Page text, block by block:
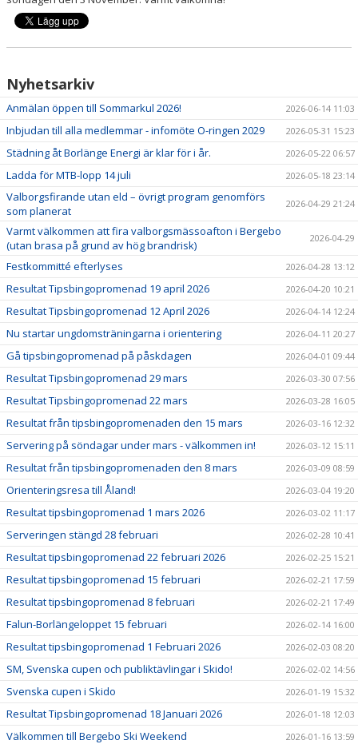
Nyhetsarkiv
Anmälan öppen till Sommarkul 2026! 2026-06-14 11:03
Inbjudan till alla medlemmar - infomöte O-ringen 2029 2026-05-31 15:23
Städning åt Borlänge Energi är klar för i år. 2026-05-22 06:57
Ladda för MTB-lopp 14 juli 2026-05-18 23:14
Valborgsfirande utan eld – övrigt program genomförs
som planerat
2026-04-29 21:24
Varmt välkommen att fira valborgsmässoafton i Bergebo
(utan brasa på grund av hög brandrisk)
2026-04-29
Festkommitté efterlyses 2026-04-28 13:12
Resultat Tipsbingopromenad 19 april 2026 2026-04-20 10:21
Resultat Tipsbingopromenad 12 April 2026 2026-04-14 12:24
Nu startar ungdomsträningarna i orientering 2026-04-11 20:27
Gå tipsbingopromenad på påskdagen 2026-04-01 09:44
Resultat Tipsbingopromenad 29 mars 2026-03-30 07:56
Resultat Tipsbingopromenad 22 mars 2026-03-28 16:05
Resultat från tipsbingopromenaden den 15 mars 2026-03-16 12:32
Servering på söndagar under mars - välkommen in! 2026-03-12 15:11
Resultat från tipsbingopromenaden den 8 mars 2026-03-09 08:59
Orienteringsresa till Åland! 2026-03-04 19:20
Resultat tipsbingopromenad 1 mars 2026 2026-03-02 11:17
Serveringen stängd 28 februari 2026-02-28 10:41
Resultat tipsbingopromenad 22 februari 2026 2026-02-25 15:21
Resultat tipsbingopromenad 15 februari 2026-02-21 17:59
Resultat tipsbingopromenad 8 februari 2026-02-21 17:49
Falun-Borlängeloppet 15 februari 2026-02-14 16:00
Resultat tipsbingopromenad 1 Februari 2026 2026-02-03 08:20
SM, Svenska cupen och publiktävlingar i Skido! 2026-02-02 14:56
Svenska cupen i Skido 2026-01-19 15:32
Resultat Tipsbingopromenad 18 Januari 2026 2026-01-18 12:03
Välkommen till Bergebo Ski Weekend 2026-01-16 13:59